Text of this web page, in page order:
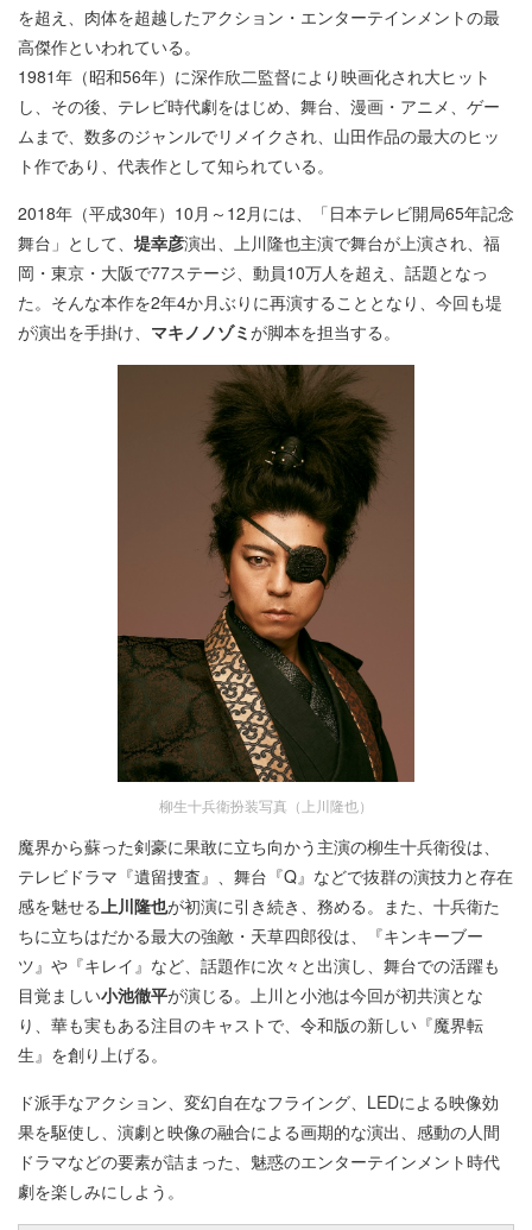
を超え、肉体を超越したアクション・エンターテインメントの最
高傑作といわれている。
1981年（昭和56年）に深作欣二監督により映画化され大ヒット
し、その後、テレビ時代劇をはじめ、舞台、漫画・アニメ、ゲー
ムまで、数多のジャンルでリメイクされ、山田作品の最大のヒッ
ト作であり、代表作として知られている。
2018年（平成30年）10月～12月には、「日本テレビ開局65年記念
舞台」として、 堤幸彦演出、上川隆也主演で舞台が上演され、福
岡・東京・大阪で77ステージ、動員10万人を超え、話題となっ
た。そんな本作を2年4か月ぶりに再演することとなり、今回も堤
が演出を手掛け、 マキノノゾミ が脚本を担当する。
柳生十兵衛扮装写真（上川隆也）
魔界から蘇った剣豪に果敢に立ち向かう主演の柳生十兵衛役は、
テレビドラマ『遺留捜査』、舞台『Q』などで抜群の演技力と存在
感を魅せる上川隆也が初演に引き続き、務める。また、十兵衛た
ちに立ちはだかる最大の強敵・天草四郎役は、『キンキーブー
ツ』や『キレイ』など、話題作に次々と出演し、舞台での活躍も
目覚ましい小池徹平が演じる。上川と小池は今回が初共演とな
り、華も実もある注目のキャストで、令和版の新しい『魔界転
生』を創り上げる。
ド派手なアクション、変幻自在なフライング、LEDによる映像効
果を駆使し、演劇と映像の融合による画期的な演出、感動の人間
ドラマなどの要素が詰まった、魅惑のエンターテインメント時代
劇を楽しみにしよう。